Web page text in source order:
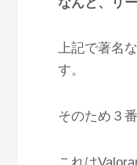
上記で著名
す。
そのため３
これは